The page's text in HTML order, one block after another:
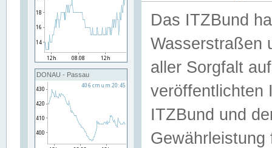
DONAU - Passau
Das ITZBund
Wasserstraßen
aller Sorgfalt
veröffentlichten
ITZBund und